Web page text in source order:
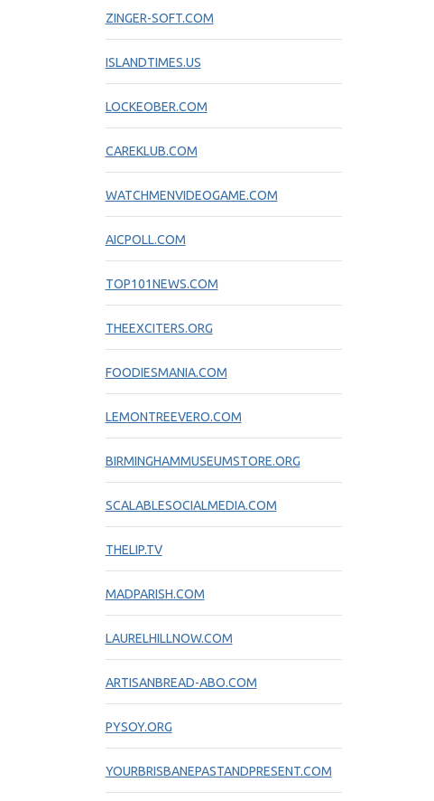
ZINGER-SOFT.COM
ISLANDTIMES.US
LOCKEOBER.COM
CAREKLUB.COM
WATCHMENVIDEOGAME.COM
AICPOLL.COM
TOP101NEWS.COM
THEEXCITERS.ORG
FOODIESMANIA.COM
LEMONTREEVERO.COM
BIRMINGHAMMUSEUMSTORE.ORG
SCALABLESOCIALMEDIA.COM
THELIP.TV
MADPARISH.COM
LAURELHILLNOW.COM
ARTISANBREAD-ABO.COM
PYSOY.ORG
YOURBRISBANEPASTANDPRESENT.COM